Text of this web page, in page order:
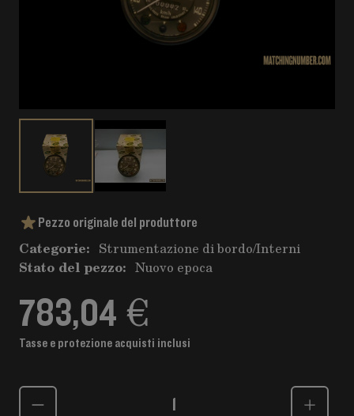
Pezzo originale del produttore
Categorie: Strumentazione di bordo/Interni
Stato del pezzo: Nuovo epoca
783,04 €
Tasse e protezione acquisti inclusi
Quantità